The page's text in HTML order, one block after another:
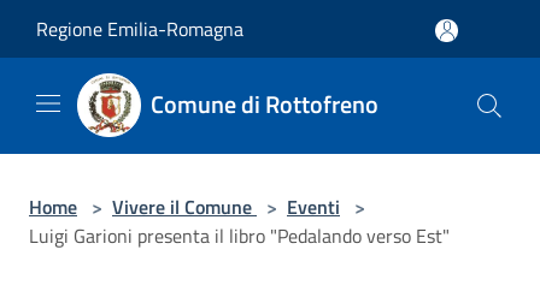
Regione Emilia-Romagna
Comune di Rottofreno
Home > Vivere il Comune > Eventi >
Luigi Garioni presenta il libro "Pedalando verso Est"